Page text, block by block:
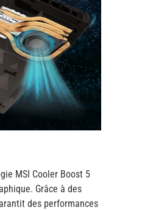
MSI Cooler Boost 5
Grâce à des
des performances